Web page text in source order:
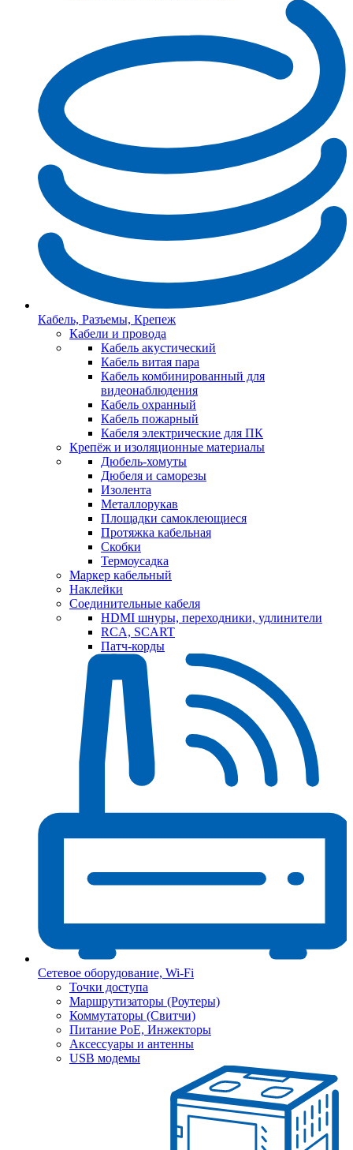
Кабель, Разъемы, Крепеж
Кабели и провода
Кабель акустический
Кабель витая пара
Кабель комбинированный для
видеонаблюдения
Кабель охранный
Кабель пожарный
Кабеля электрические для ПК
Крепёж и изоляционные материалы
Дюбель-хомуты
Дюбеля и саморезы
Изолента
Металлорукав
Площадки самоклеющиеся
Протяжка кабельная
Скобки
Термоусадка
Маркер кабельный
Наклейки
Соединительные кабеля
HDMI шнуры, переходники, удлинители
RCA, SCART
Патч-корды
Сетевое оборудование, Wi-Fi
Точки доступа
Маршрутизаторы (Роутеры)
Коммутаторы (Свитчи)
Питание PoE, Инжекторы
Аксессуары и антенны
USB модемы